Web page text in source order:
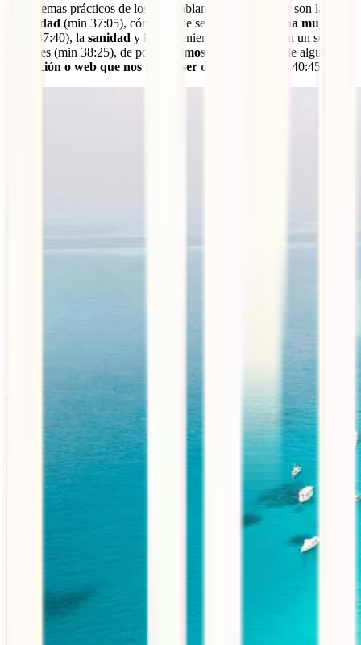
Otros temas prácticos de los que hablamos para finalizar son la
seguridad (min 37:05), cómo puede ser
viajar para una mujer
(min. 37:40), la sanidad y la conveniencia de contar con un seguro
de viajes (min 38:25), de posibles
timos (min. 39:55) y de alguna
aplicación o web que nos puede ser de utilidad
(min. 40:45).